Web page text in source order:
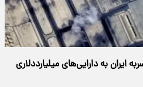
ایران به دارایی‌های میلیارددلاری